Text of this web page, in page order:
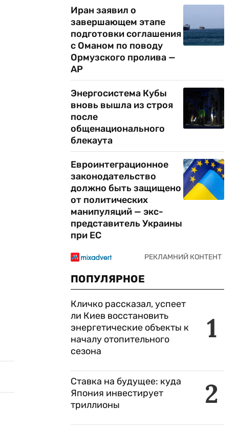
Иран заявил о
завершающем этапе
подготовки соглашения
с Оманом по поводу
Ормузского пролива —
AP
Энергосистема Кубы
вновь вышла из строя
после
общенационального
блекаута
Евроинтеграционное
законодательство
должно быть защищено
от политических
манипуляций — экс-
представитель Украины
при ЕС
ПОПУЛЯРНОЕ
1
Кличко рассказал, успеет
ли Киев восстановить
энергетические объекты к
началу отопительного
сезона
2
Ставка на будущее: куда
Япония инвестирует
триллионы